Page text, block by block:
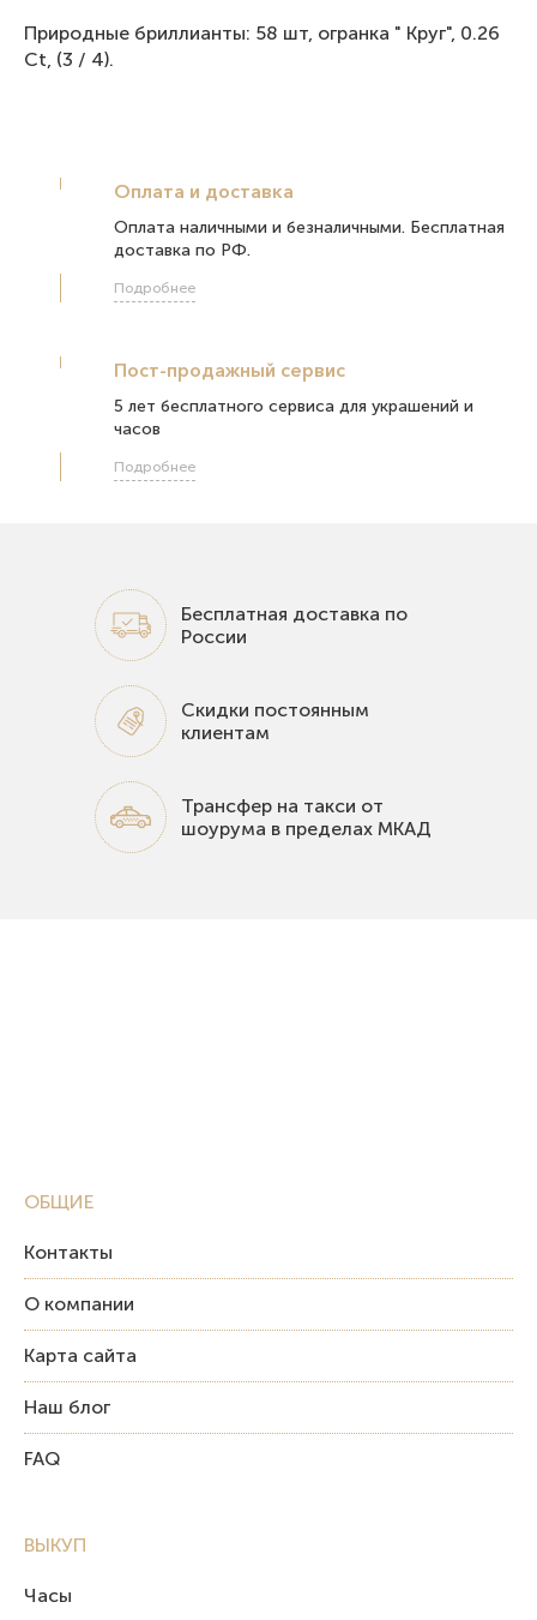
Природные бриллианты: 58 шт, огранка " Круг", 0.26
Ct, (3 / 4).
Оплата и доставка
Оплата наличными и безналичными. Бесплатная
доставка по РФ.
Подробнее
Пост-продажный сервис
5 лет бесплатного сервиса для украшений и
часов
Подробнее
Бесплатная доставка по
России
Скидки постоянным
клиентам
Трансфер на такси от
шоурума в пределах МКАД
ОБЩИЕ
Контакты
О компании
Карта сайта
Наш блог
FAQ
ВЫКУП
Часы